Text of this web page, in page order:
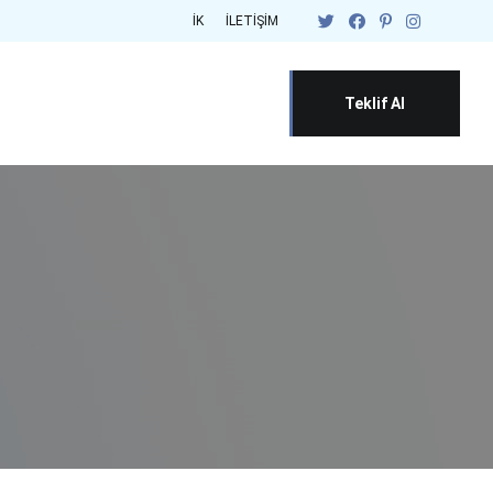
İK İLETIŞIM
Teklif Al